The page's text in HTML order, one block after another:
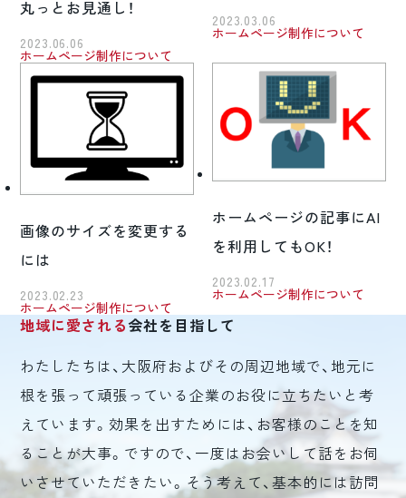
丸っとお見通し！
2023.06.06
ホームページ制作について
2023.03.06
ホームページ制作について
画像のサイズを変更する
には
2023.02.23
ホームページ制作について
ホームページの記事にAI
を利用してもOK！
2023.02.17
ホームページ制作について
地域に愛される会社を目指して
わたしたちは、大阪府およびその周辺地域で、地元に
根を張って頑張っている企業のお役に立ちたいと考
えています。効果を出すためには、お客様のことを知
ることが大事。ですので、一度はお会いして話をお伺
いさせていただきたい。そう考えて、基本的には訪問